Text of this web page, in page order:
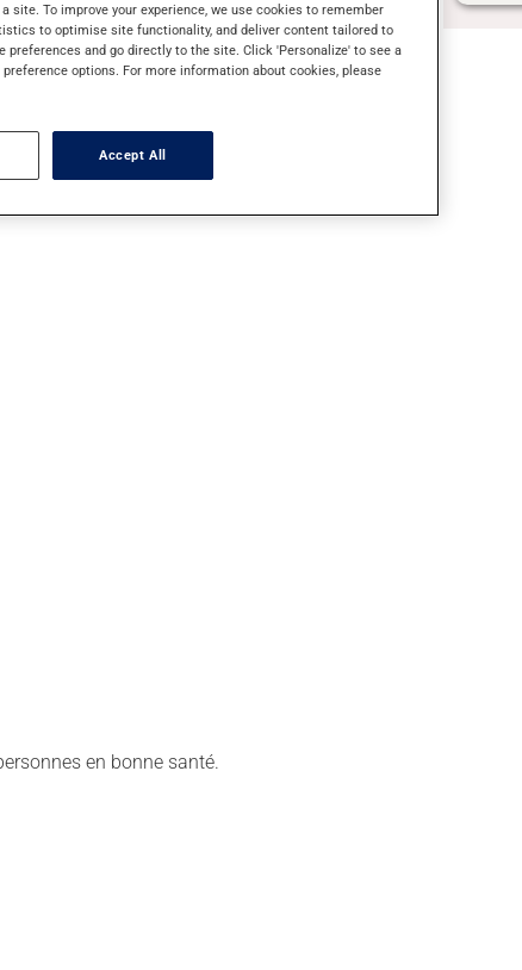
et certains poissons et fruits de mer
également.
en bonne santé.
site. To improve your experience, we use cookies to remember
to optimise site functionality, and deliver content tailored to
preferences and go directly to the site. Click 'Personalize' to see a
options. For more information about cookies, please
Accept All